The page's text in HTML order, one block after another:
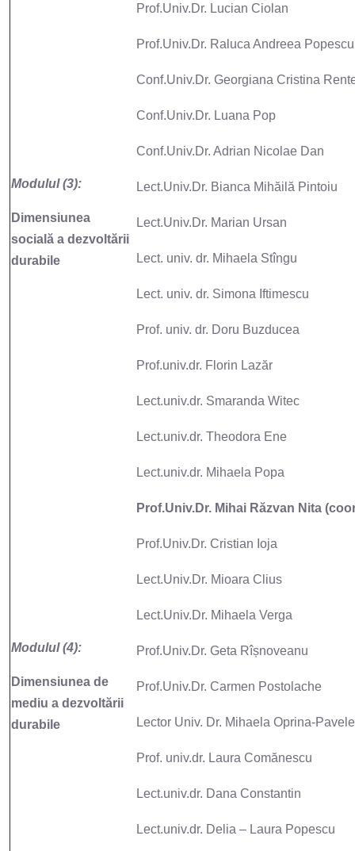
Modulul (3):
Dimensiunea
socială a dezvoltării
durabile
Prof.Univ.Dr. Lucian Ciolan
Prof.Univ.Dr. Raluca Andreea Popescu
Conf.Univ.Dr. Georgiana Cristina
Conf.Univ.Dr. Luana Pop
Conf.Univ.Dr. Adrian Nicolae Dan
Lect.Univ.Dr. Bianca Mihăilă Pintoiu
Lect.Univ.Dr. Marian Ursan
Lect. univ. dr. Mihaela Stîngu
Lect. univ. dr. Simona Iftimescu
Prof. univ. dr. Doru Buzducea
Prof.univ.dr. Florin Lazăr
Lect.univ.dr. Smaranda Witec
Lect.univ.dr. Theodora Ene
Lect.univ.dr. Mihaela Popa
Modulul (4):
Dimensiunea de
mediu a dezvoltării
durabile
Prof.Univ.Dr. Mihai Răzvan Nita
Prof.Univ.Dr. Cristian Ioja
Lect.Univ.Dr. Mioara Clius
Lect.Univ.Dr. Mihaela Verga
Prof.Univ.Dr. Geta Rîșnoveanu
Prof.Univ.Dr. Carmen Postolache
Lector Univ. Dr. Mihaela Oprina-
Prof. univ.dr. Laura Comănescu
Lect.univ.dr. Dana Constantin
Lect.univ.dr. Delia – Laura Popescu